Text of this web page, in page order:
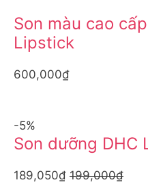
Son màu cao
Lipstick
600,000₫
-5%
Son dưỡng DHC
189,050₫ 199,000₫